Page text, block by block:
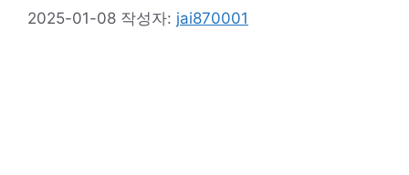
2025-01-08 작성자: jai870001